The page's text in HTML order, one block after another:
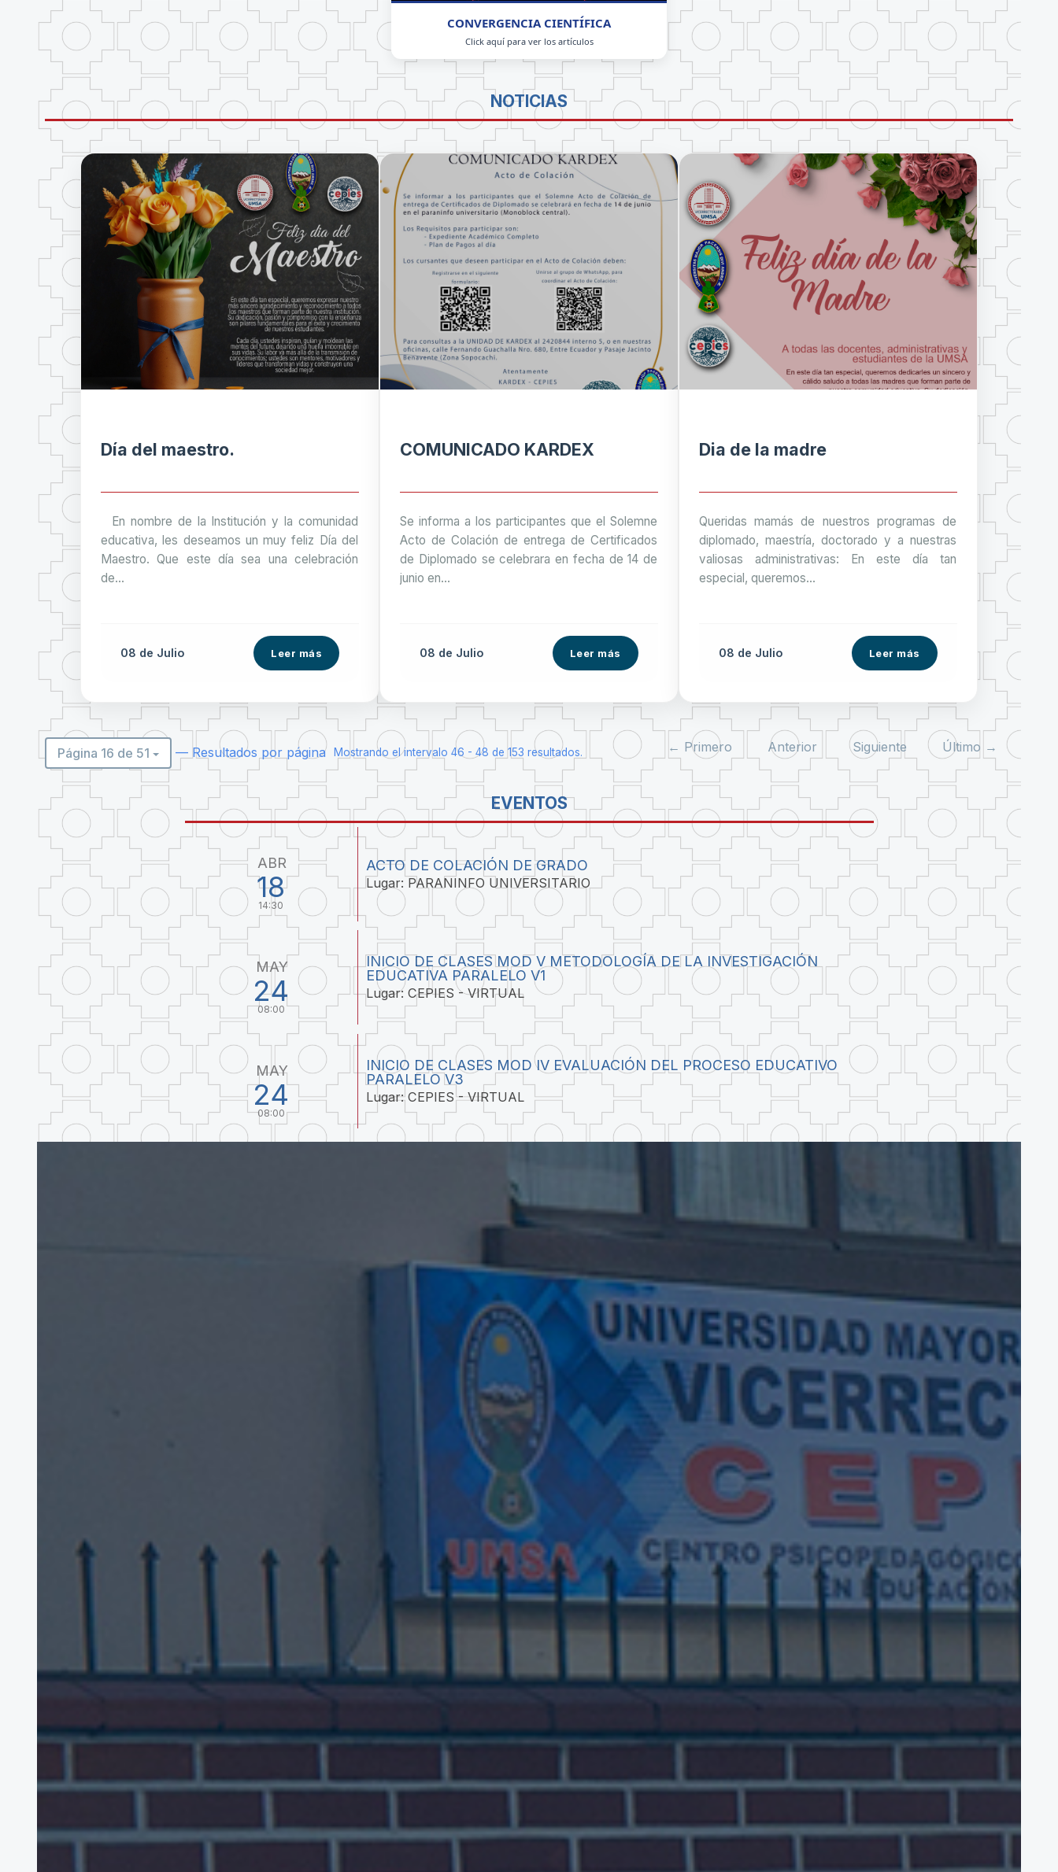
CONVERGENCIA CIENTÍFICA
Click aquí para ver los artículos
NOTICIAS
Día del maestro.
En nombre de la Institución y la comunidad
educativa, les deseamos un muy feliz Día del
Maestro. Que este día sea una celebración
de...
08 de Julio Leer más
COMUNICADO KARDEX
Se informa a los participantes que el Solemne
Acto de Colación de entrega de Certificados
de Diplomado se celebrara en fecha de 14 de
junio en...
08 de Julio Leer más
Dia de la madre
Queridas mamás de nuestros programas de
diplomado, maestría, doctorado y a nuestras
valiosas administrativas: En este día tan
especial, queremos...
08 de Julio Leer más
Página 16 de 51 — Resultados por página Mostrando el intervalo 46 - 48 de 153 resultados. ← Primero Anterior Siguiente Último →
EVENTOS
ABR
18
14:30
ACTO DE COLACIÓN DE GRADO
Lugar: PARANINFO UNIVERSITARIO
MAY
24
08:00
INICIO DE CLASES MOD V METODOLOGÍA DE LA INVESTIGACIÓN
EDUCATIVA PARALELO V1
Lugar: CEPIES - VIRTUAL
MAY
24
08:00
INICIO DE CLASES MOD IV EVALUACIÓN DEL PROCESO EDUCATIVO
PARALELO V3
Lugar: CEPIES - VIRTUAL